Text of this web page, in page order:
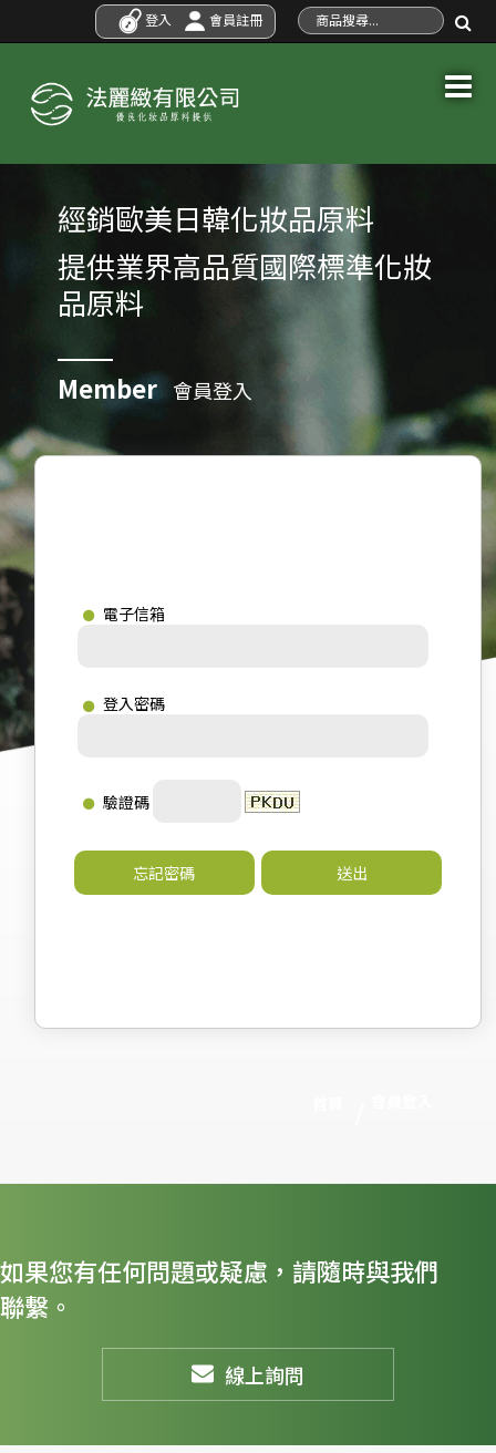
登入 會員註冊
經銷歐美日韓化妝品原料
提供業界高品質國際標準化妝
品原料
Member 會員登入
電子信箱
登入密碼
驗證碼
忘記密碼 送出
如果您有任何問題或疑慮，請隨時與我們
聯繫。
線上詢問